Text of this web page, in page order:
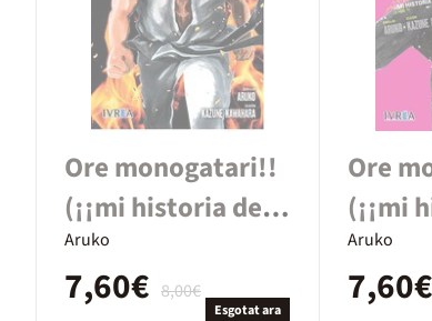
Ore monogatari!!
(¡¡mi historia de
amor!!) 9
Aruko
8,00€
7,60€ Esgotat ara
Ore
(¡¡mi
amor!!)
Aruko
7,60€